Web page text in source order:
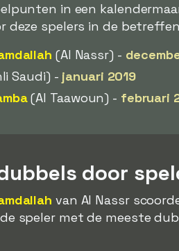
in een
deze spelers in de
(Al Nassr) -
Saudi) - januari 2019
(Al Taawoun) - februari
door
van Al Nassr
speler met de meeste